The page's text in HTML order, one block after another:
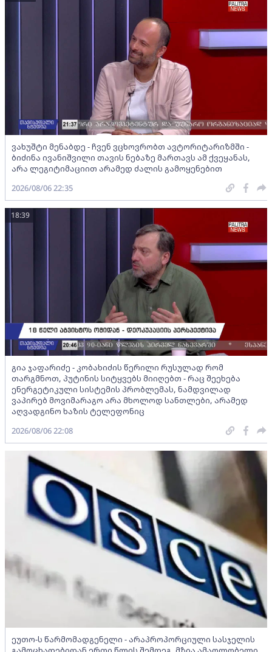
ვახუშტი მენაბდე - ჩვენ ვცხოვრობთ ავტორიტარიზმში -
ბიძინა ივანიშვილი თავის ნებაზე მართავს ამ ქვეყანას,
არა ლეგიტიმაციით არამედ ძალის გამოყენებით
2026/08/06 22:35
გია ჯაფარიძე - კობახიძის წერილი რუსულად რომ
თარგმნოთ, პუტინის სიტყვებს მიიღებთ - რაც შეეხება
ენერგეტიკული სისტემის პრობლემას, ნამდვილად
ვაპირებ მოვიმარაგო არა მხოლოდ სანთლები, არამედ
აღვადგინო ხაზის ტელეფონიც
18:39
2026/08/06 22:08
ეუთო-ს წარმომადგენელი - არაპროპორციული სასჯელის